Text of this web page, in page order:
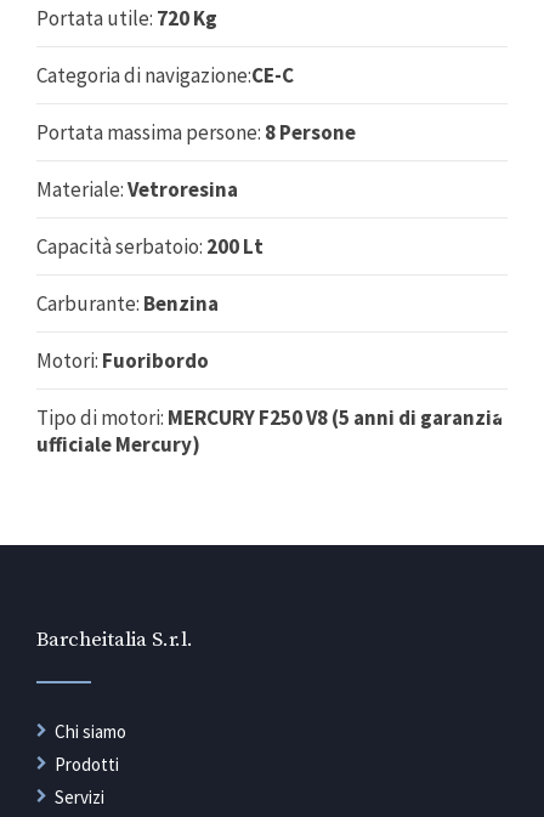
Portata utile: 720 Kg
Categoria di navigazione:CE-C
Portata massima persone: 8 Persone
Materiale:Vetroresina
Capacità serbatoio: 200 Lt
Carburante: Benzina
Motori: Fuoribordo
Tipo di motori: MERCURY F250 V8 (5 anni di garanzia
ufficiale Mercury)
Barcheitalia S.r.l.
Chi siamo
Prodotti
Servizi